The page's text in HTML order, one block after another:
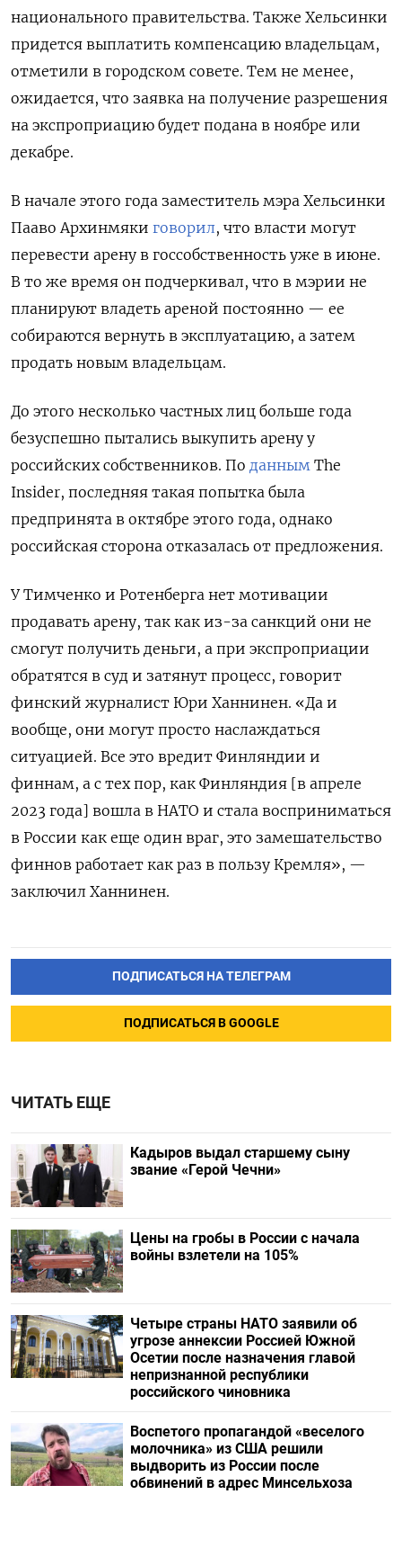
национального правительства. Также Хельсинки
придется выплатить компенсацию владельцам,
отметили в городском совете. Тем не менее,
ожидается, что заявка на получение разрешения
на экспроприацию будет подана в ноябре или
декабре.
В начале этого года заместитель мэра Хельсинки
Пааво Архинмяки говорил, что власти могут
перевести арену в госсобственность уже в июне.
В то же время он подчеркивал, что в мэрии не
планируют владеть ареной постоянно — ее
собираются вернуть в эксплуатацию, а затем
продать новым владельцам.
До этого несколько частных лиц больше года
безуспешно пытались выкупить арену у
российских собственников. По данным The
Insider, последняя такая попытка была
предпринята в октябре этого года, однако
российская сторона отказалась от предложения.
У Тимченко и Ротенберга нет мотивации
продавать арену, так как из-за санкций они не
смогут получить деньги, а при экспроприации
обратятся в суд и затянут процесс, говорит
финский журналист Юри Ханнинен. «Да и
вообще, они могут просто наслаждаться
ситуацией. Все это вредит Финляндии и
финнам, а с тех пор, как Финляндия [в апреле
2023 года] вошла в НАТО и стала восприниматься
в России как еще один враг, это замешательство
финнов работает как раз в пользу Кремля», —
заключил Ханнинен.
ПОДПИСАТЬСЯ НА ТЕЛЕГРАМ
ПОДПИСАТЬСЯ В GOOGLE
ЧИТАТЬ ЕЩЕ
Кадыров выдал старшему сыну
звание «Герой Чечни»
Цены на гробы в России с начала
войны взлетели на 105%
Четыре страны НАТО заявили об
угрозе аннексии Россией Южной
Осетии после назначения главой
непризнанной республики
российского чиновника
Воспетого пропагандой «веселого
молочника» из США решили
выдворить из России после
обвинений в адрес Минсельхоза